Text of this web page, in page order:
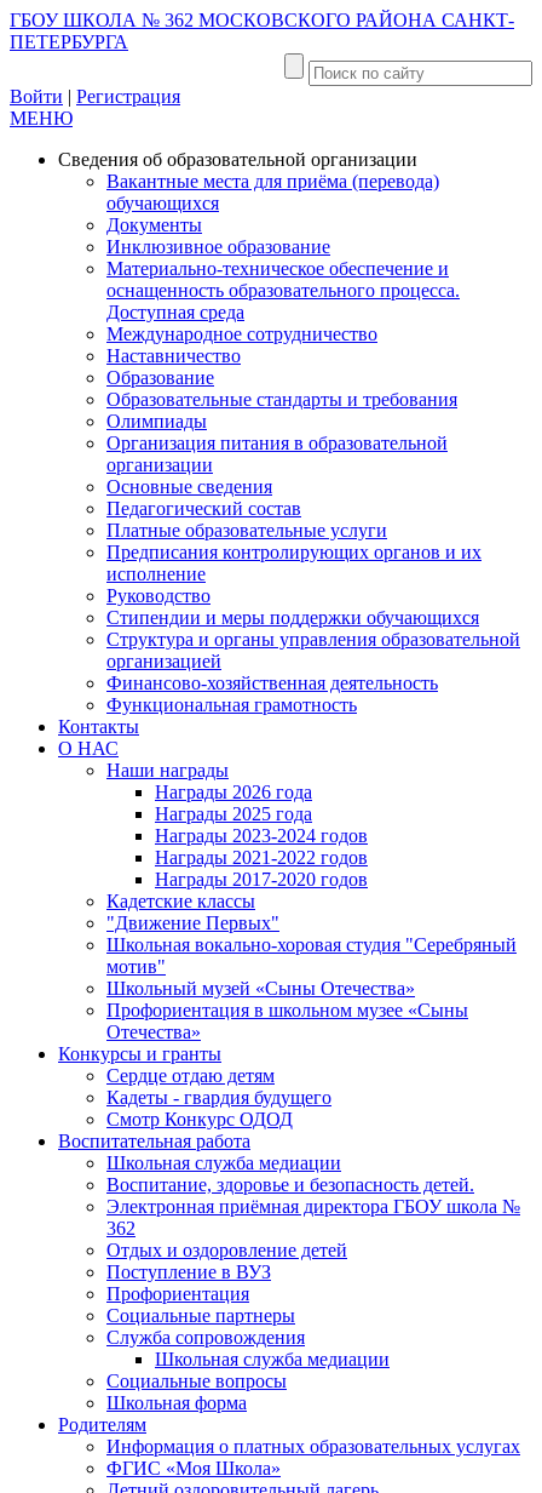
ГБОУ ШКОЛА № 362 МОСКОВСКОГО РАЙОНА САНКТ-
ПЕТЕРБУРГА
Войти | Регистрация
МЕНЮ
Сведения об образовательной организации
Вакантные места для приёма (перевода)
обучающихся
Документы
Инклюзивное образование
Материально-техническое обеспечение и
оснащенность образовательного процесса.
Доступная среда
Международное сотрудничество
Наставничество
Образование
Образовательные стандарты и требования
Олимпиады
Организация питания в образовательной
организации
Основные сведения
Педагогический состав
Платные образовательные услуги
Предписания контролирующих органов и их
исполнение
Руководство
Стипендии и меры поддержки обучающихся
Структура и органы управления образовательной
организацией
Финансово-хозяйственная деятельность
Функциональная грамотность
Контакты
О НАС
Наши награды
Награды 2026 года
Награды 2025 года
Награды 2023-2024 годов
Награды 2021-2022 годов
Награды 2017-2020 годов
Кадетские классы
"Движение Первых"
Школьная вокально-хоровая студия "Серебряный
мотив"
Школьный музей «Сыны Отечества»
Профориентация в школьном музее «Сыны
Отечества»
Конкурсы и гранты
Сердце отдаю детям
Кадеты - гвардия будущего
Смотр Конкурс ОДОД
Воспитательная работа
Школьная служба медиации
Воспитание, здоровье и безопасность детей.
Электронная приёмная директора ГБОУ школа №
362
Отдых и оздоровление детей
Поступление в ВУЗ
Профориентация
Социальные партнеры
Служба сопровождения
Школьная служба медиации
Социальные вопросы
Школьная форма
Родителям
Информация о платных образовательных услугах
ФГИС «Моя Школа»